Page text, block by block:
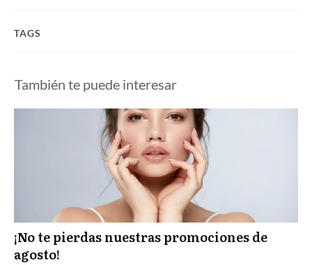
TAGS
También te puede interesar
¡No te pierdas nuestras promociones de
agosto!